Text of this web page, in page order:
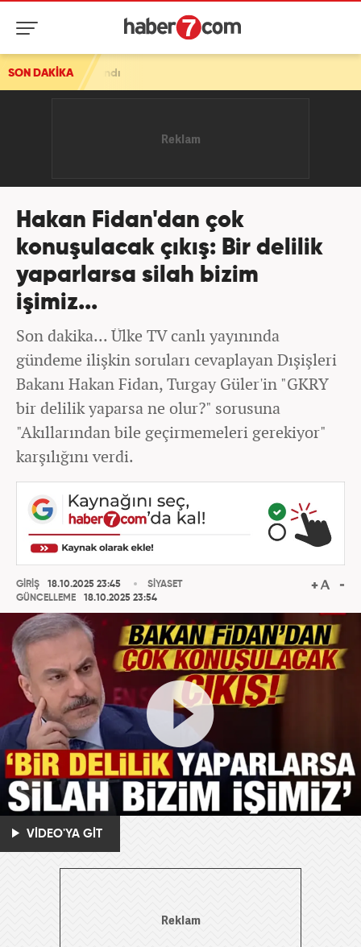
SON DAKİKA
Hakan Fidan'dan çok
konuşulacak çıkış: Bir delilik
yaparlarsa silah bizim
işimiz...
Son dakika... Ülke TV canlı yayınında
gündeme ilişkin soruları cevaplayan Dışişleri
Bakanı Hakan Fidan, Turgay Güler'in "GKRY
bir delilik yaparsa ne olur?" sorusuna
"Akıllarından bile geçirmemeleri gerekiyor"
karşılığını verdi.
GİRİŞ
18.10.2025 23:45
GÜNCELLEME
18.10.2025 23:54
SİYASET
VİDEO'YA GİT